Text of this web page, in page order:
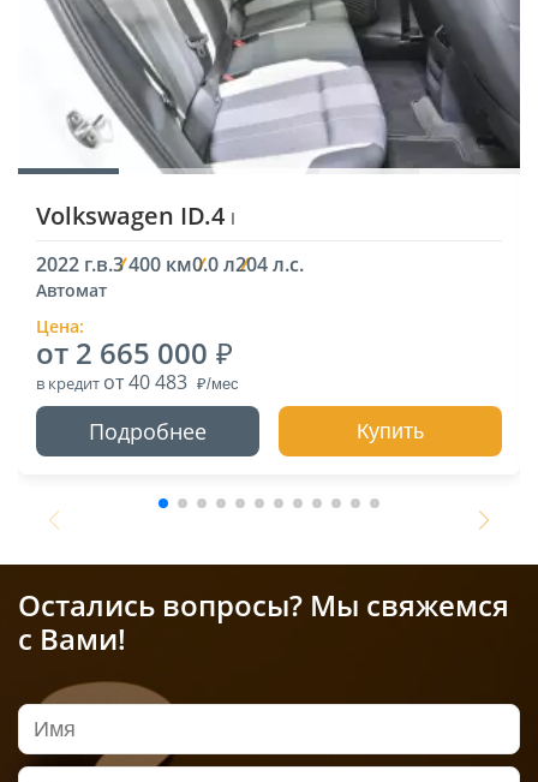
Volkswagen ID.4 I
2022 г.в.3 400 км0.0 л204 л.с.
Автомат
Цена:
от 2 665 000
в кредит от 40 483
Подробнее Купить
Остались вопросы? Мы свяжемся
с Вами!